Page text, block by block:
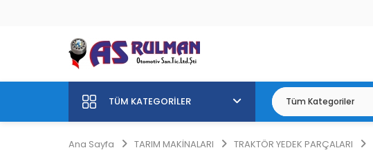
TÜM KATEGORILER
Ana Sayfa TARIM MAKİNALARI TRAKTÖR YEDEK PARÇALARI